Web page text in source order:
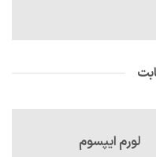
لورم ایپسوم